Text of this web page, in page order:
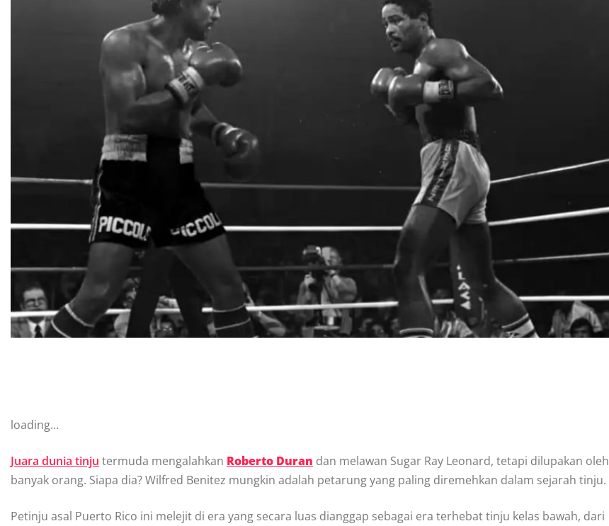
loading…
Juara dunia tinju termuda mengalahkan Roberto Duran dan melawan Sugar Ray Leonard, tetapi dilupakan oleh
banyak orang. Siapa dia? Wilfred Benitez mungkin adalah petarung yang paling diremehkan dalam sejarah tinju.
Petinju asal Puerto Rico ini melejit di era yang secara luas dianggap sebagai era terhebat tinju kelas bawah, dari